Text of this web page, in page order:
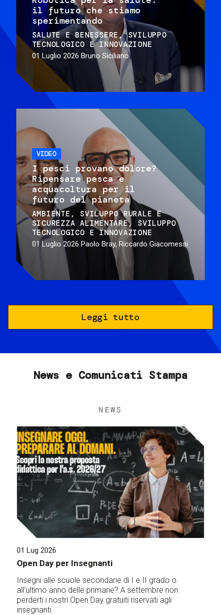
il futuro che stiamo
sperimentando
SALUTE E BENESSERE
SVILUPPO
TECNOLOGICO E INNOVAZIONE
01 Luglio 2026 Bruno Siciliano
VIDEO
I pesci provano dolore?
Ripensare pesca e
acquacoltura per il
futuro del pianeta
AMBIENTE
SVILUPPO RURALE E
SICUREZZA ALIMENTARE
SVILUPPO
TECNOLOGICO E INNOVAZIONE
01 Luglio 2026 Paolo Bray, Riccardo Giacomessi
Leggi tutto
News e Comunicati Stampa
NEWS
01 Lug 2026
Open Day per Insegnanti
Insegni alle scuole secondarie di I e II grado o
all'ultimo anno delle primarie? A settembre non
perderti i nostri Open Day gratuiti riservati agli
insegnanti.